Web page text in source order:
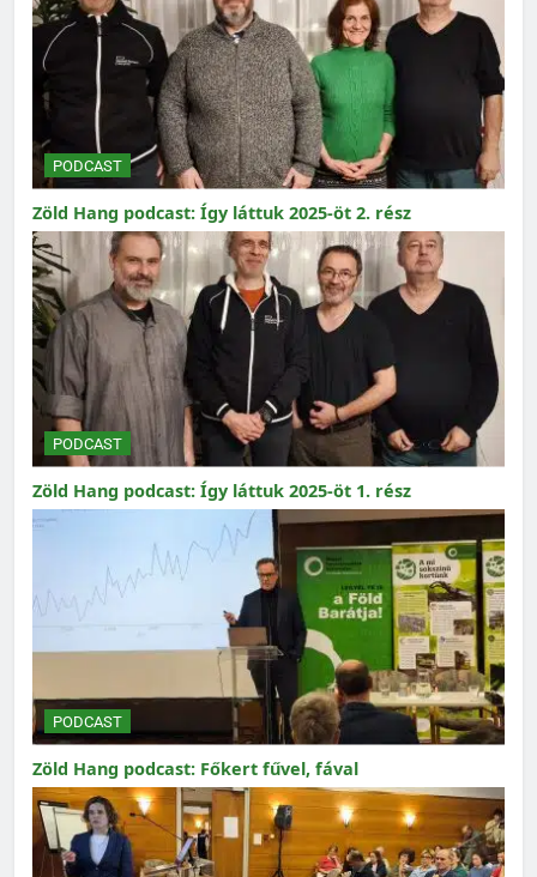
PODCAST
Zöld Hang podcast: Így láttuk 2025-öt 2. rész
PODCAST
Zöld Hang podcast: Így láttuk 2025-öt 1. rész
PODCAST
Zöld Hang podcast: Főkert fűvel, fával